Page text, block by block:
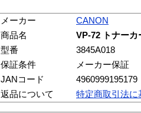
メーカー
CANON
商品名
VP-72 トナーカ
型番
3845A018
保証条件
メーカー保証
JANコード
4960999195179
返品について
特定商取引法に